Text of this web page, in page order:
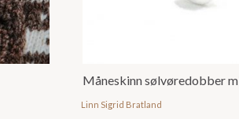
Måneskinn sølvøredobber
Linn Sigrid Bratland